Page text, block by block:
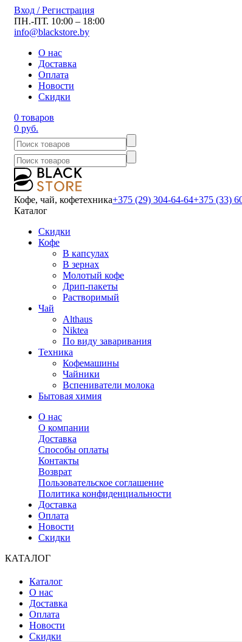
Вход / Регистрация
ПН.-ПТ. 10:00 – 18:00
info@blackstore.by
О нас
Доставка
Оплата
Новости
Скидки
0 товаров
0 руб.
Кофе, чай, кофетехника+375 (29) 304-64-64+375 (33)
Каталог
Скидки
Кофе
В капсулах
В зернах
Молотый кофе
Дрип-пакеты
Растворимый
Чай
Althaus
Niktea
По виду заваривания
Техника
Кофемашины
Чайники
Вспениватели молока
Бытовая химия
О нас
О компании
Доставка
Способы оплаты
Контакты
Возврат
Пользовательское соглашение
Политика конфиденциальности
Доставка
Оплата
Новости
Скидки
КАТАЛОГ
Каталог
О нас
Доставка
Оплата
Новости
Скидки